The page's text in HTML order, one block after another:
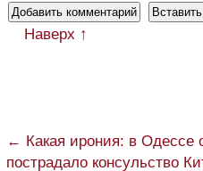
Наверх ↑
← Какая ирония: в Одессе
пострадало консульство